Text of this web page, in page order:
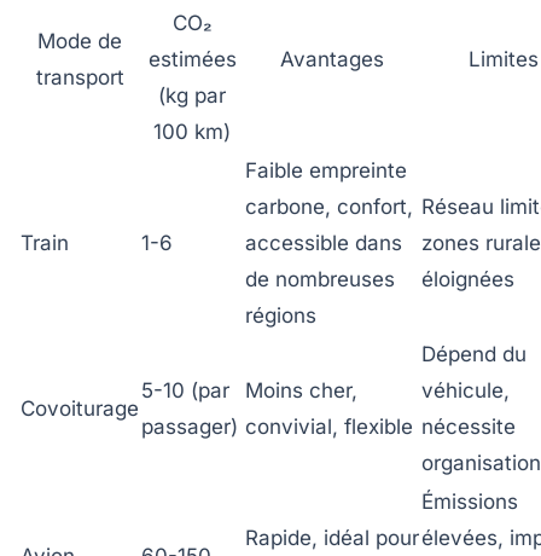
Mode de
transport
CO₂
estimées
(kg par
100 km)
Avantages Limites
Train 1-6
Faible empreinte
carbone, confort,
accessible dans
de nombreuses
régions
Réseau
zones
éloignées
Covoiturage
5-10 (par
passager)
Moins cher,
convivial, flexible
Dépend du
véhicule,
nécessite
organisation
Rapide, idéal pour
Émissions
élevées,